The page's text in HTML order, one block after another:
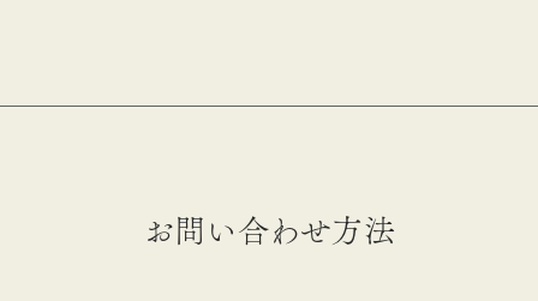
お問い合わせ方法